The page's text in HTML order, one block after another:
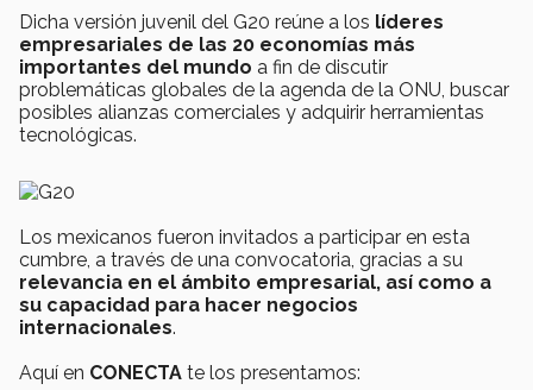
Dicha versión juvenil del G20 reúne a los líderes
empresariales de las 20 economías más
importantes del mundo a fin de discutir
problemáticas globales de la agenda de la ONU, buscar
posibles alianzas comerciales y adquirir herramientas
tecnológicas.
Los mexicanos fueron invitados a participar en esta
cumbre, a través de una convocatoria, gracias a su
relevancia en el ámbito empresarial, así como a
su capacidad para hacer negocios
internacionales.
Aquí en CONECTA te los presentamos: